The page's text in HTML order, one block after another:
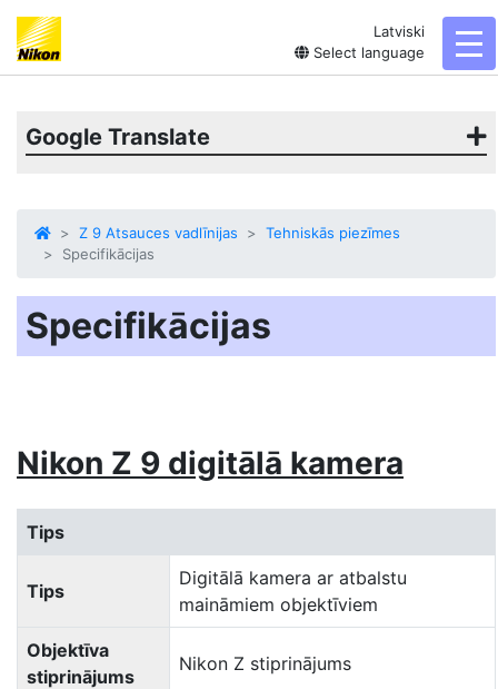
Latviski
Select language
Google Translate
Z 9 Atsauces vadlīnijas
Tehniskās piezīmes
Specifikācijas
Specifikācijas
Nikon Z 9 digitālā kamera
Tips
Tips
Digitālā kamera ar atbalstu
maināmiem objektīviem
Objektīva
stiprinājums
Nikon Z stiprinājums